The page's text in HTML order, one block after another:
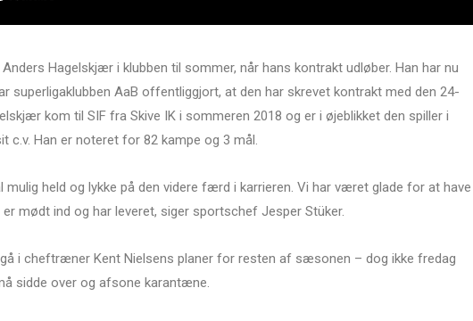
Hagelskjær i klubben til sommer, når hans kontrakt udløber. Han har nu
superligaklubben AaB offentliggjort, at den har skrevet kontrakt med den 24-
kom til SIF fra Skive IK i sommeren 2018 og er i øjeblikket den spiller i
c.v. Han er noteret for 82 kampe og 3 mål.
held og lykke på den videre færd i karrieren. Vi har været glade for at have
mødt ind og har leveret, siger sportschef Jesper Stüker.
i cheftræner Kent Nielsens planer for resten af sæsonen – dog ikke fredag
sidde over og afsone karantæne.